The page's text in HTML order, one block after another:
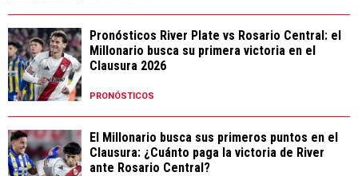
Pronósticos River Plate vs Rosario Central: el
Millonario busca su primera victoria en el
Clausura 2026
PRONÓSTICOS
El Millonario busca sus primeros puntos en el
Clausura: ¿Cuánto paga la victoria de River
ante Rosario Central?